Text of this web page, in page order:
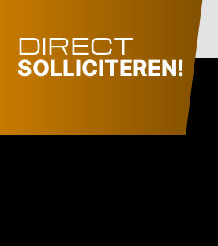
DIRECT
SOLLICITEREN!